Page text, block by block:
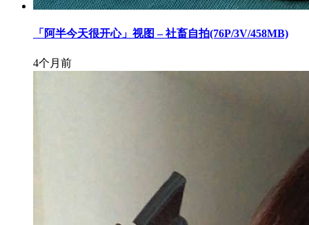
「阿半今天很开心」视图 – 社畜自拍(76P/3V/458MB)
4个月前